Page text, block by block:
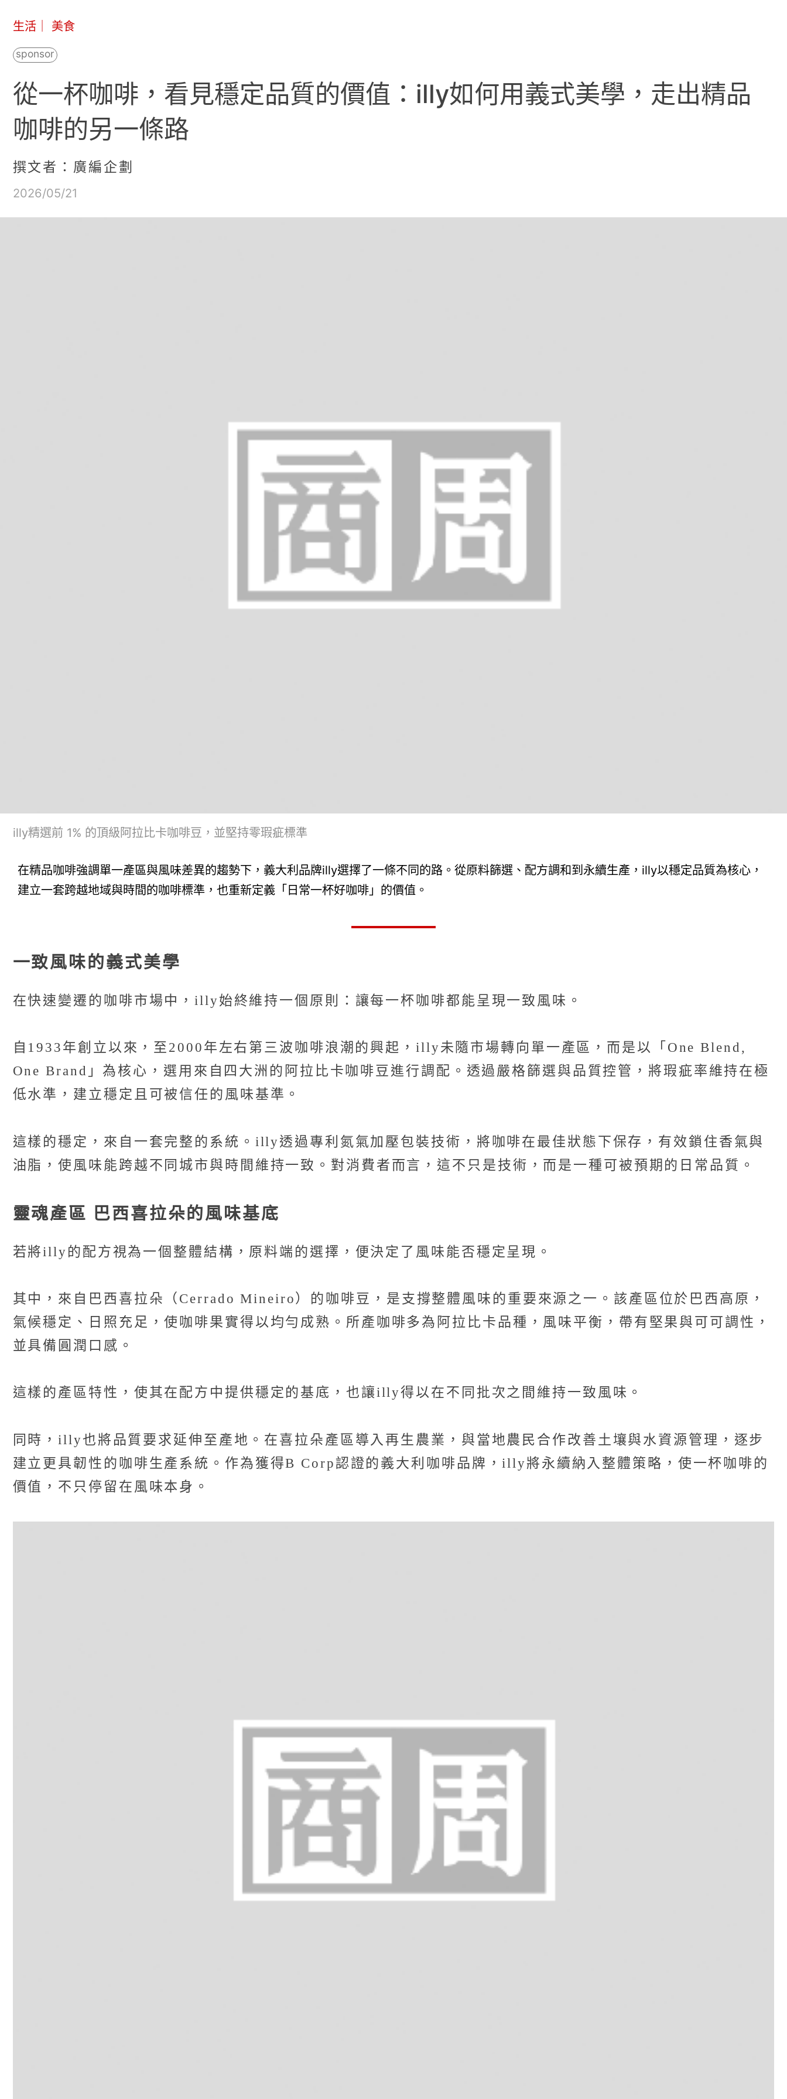
生活｜ 美食
從一杯咖啡，看見穩定品質的價值：illy如何用義式美學，走出精品
咖啡的另一條路
撰文者：廣編企劃
2026/05/21
illy精選前 1% 的頂級阿拉比卡咖啡豆，並堅持零瑕疵標準
在精品咖啡強調單一產區與風味差異的趨勢下，義大利品牌illy選擇了一條不同的路。從原料篩選、配方調和到永續生產，illy以穩定品質為核心，
建立一套跨越地域與時間的咖啡標準，也重新定義「日常一杯好咖啡」的價值。
一致風味的義式美學
在快速變遷的咖啡市場中，illy始終維持一個原則：讓每一杯咖啡都能呈現一致風味。
自1933年創立以來，至2000年左右第三波咖啡浪潮的興起，illy未隨市場轉向單一產區，而是以「One Blend,
One Brand」為核心，選用來自四大洲的阿拉比卡咖啡豆進行調配。透過嚴格篩選與品質控管，將瑕疵率維持在極
低水準，建立穩定且可被信任的風味基準。
這樣的穩定，來自一套完整的系統。illy透過專利氮氣加壓包裝技術，將咖啡在最佳狀態下保存，有效鎖住香氣與
油脂，使風味能跨越不同城市與時間維持一致。對消費者而言，這不只是技術，而是一種可被預期的日常品質。
靈魂產區 巴西喜拉朵的風味基底
若將illy的配方視為一個整體結構，原料端的選擇，便決定了風味能否穩定呈現。
其中，來自巴西喜拉朵（Cerrado Mineiro）的咖啡豆，是支撐整體風味的重要來源之一。該產區位於巴西高原，
氣候穩定、日照充足，使咖啡果實得以均勻成熟。所產咖啡多為阿拉比卡品種，風味平衡，帶有堅果與可可調性，
並具備圓潤口感。
這樣的產區特性，使其在配方中提供穩定的基底，也讓illy得以在不同批次之間維持一致風味。
同時，illy也將品質要求延伸至產地。在喜拉朵產區導入再生農業，與當地農民合作改善土壤與水資源管理，逐步
建立更具韌性的咖啡生產系統。作為獲得B Corp認證的義大利咖啡品牌，illy將永續納入整體策略，使一杯咖啡的
價值，不只停留在風味本身。